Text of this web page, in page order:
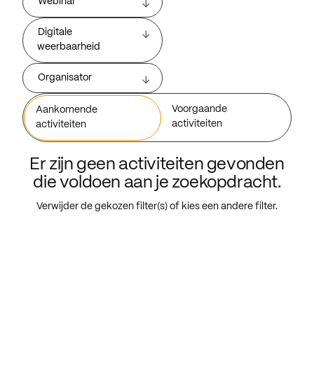
Digitale
weerbaarheid
Organisator
Aankomende
activiteiten
Voorgaande
activiteiten
Er zijn geen activiteiten gevonden
die voldoen aan je zoekopdracht.
Verwijder de gekozen filter(s) of kies een andere filter.